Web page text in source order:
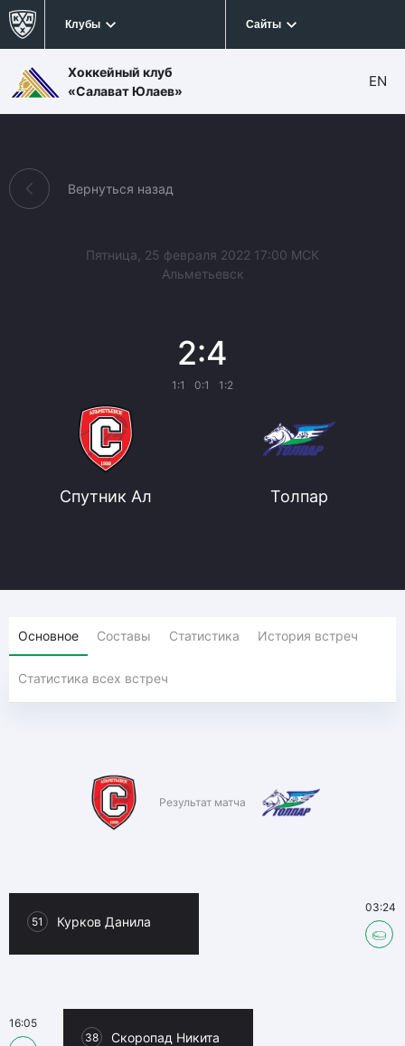
Клубы Сайты
Хоккейный клуб
«Салават Юлаев»
EN
Вернуться назад
Спутник Ал
Пятница, 25 февраля 2022 17:00 МСК
Альметьевск
2:4
1:1 0:1 1:2
Толпар
Основное Составы Статистика История встреч
Статистика всех встреч
Результат матча
51 Курков Данила
03:24
38 Скоропад Никита
16:05